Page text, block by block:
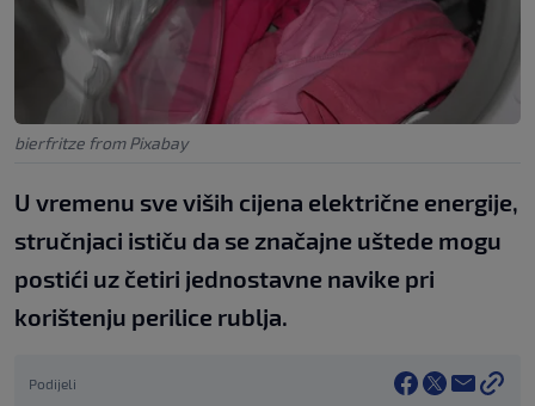
bierfritze from Pixabay
U vremenu sve viših cijena električne energije,
stručnjaci ističu da se značajne uštede mogu
postići uz četiri jednostavne navike pri
korištenju perilice rublja.
Podijeli